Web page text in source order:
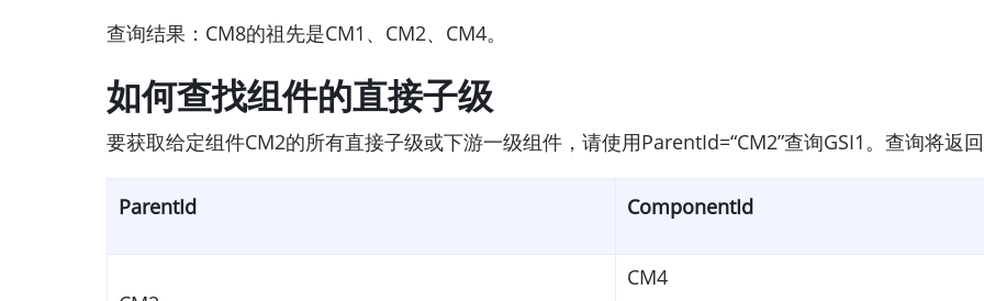
查询结果：CM8的祖先是CM1、CM2、CM4。
如何查找组件的直接子级
要获取给定组件CM2的所有直接子级或下游一级组件，请使用ParentId=“CM2”查询GSI1。查询将返回
ParentId ComponentId
CM4